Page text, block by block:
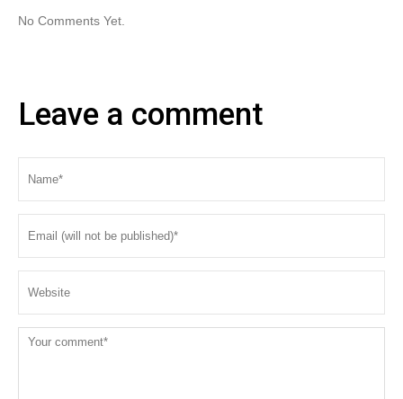
No Comments Yet.
Leave a comment